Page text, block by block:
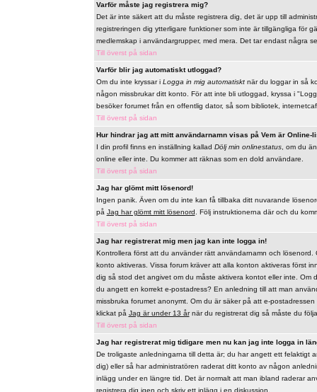
Varför måste jag registrera mig?
Det är inte säkert att du måste registrera dig, det är upp till
registreringen dig ytterligare funktioner som inte är tillgängliga för
medlemskap i användargrupper, med mera. Det tar endast några
Till överst på sidan
Varför blir jag automatiskt utloggad?
Om du inte kryssar i Logga in mig automatisktnär du loggar in så
någon missbrukar ditt konto. För att inte bli utloggad, kryssa i
besöker forumet från en offentlig dator, så som bibliotek,
Till överst på sidan
Hur hindrar jag att mitt användarnamn visas på Vem är Online-
I din profil finns en inställning kallad Dölj min onlinestatus, om du
online eller inte. Du kommer att räknas som en dold användare.
Till överst på sidan
Jag har glömt mitt lösenord!
Ingen panik. Även om du inte kan få tillbaka ditt nuvarande
på Jag har glömt mitt lösenord . Följ instruktionerna där och du
Till överst på sidan
Jag har registrerat mig men jag kan inte logga in!
Kontrollera först att du använder rätt användarnamn och
konto aktiveras. Vissa forum kräver att alla konton aktiveras först
dig så stod det angivet om du måste aktivera kontot eller inte.
du angett en korrekt e-postadress? En anledning till att man
missbruka forumet anonymt. Om du är säker på att e-
klickat på Jag är under 13 årnär du registrerat dig så måste du
Till överst på sidan
Jag har registrerat mig tidigare men nu kan jag inte logga in
De troligaste anledningarna till detta är; du har angett ett felaktigt
dig) eller så har administratören raderat ditt konto av någon
inlägg under en längre tid. Det är normalt att man ibland raderar
registrera dig igen och skriv ett inlägg i en diskussion.